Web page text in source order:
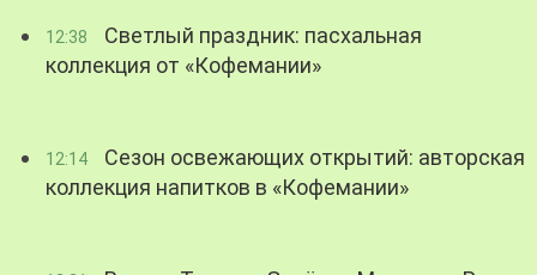
12:38
Светлый праздник: пасхальная
коллекция от «Кофемании»
12:14
Сезон освежающих открытий: авторская
коллекция напитков в «Кофемании»